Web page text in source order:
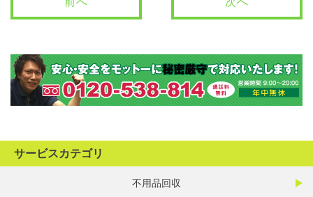
サービスカテゴリ
不用品回収